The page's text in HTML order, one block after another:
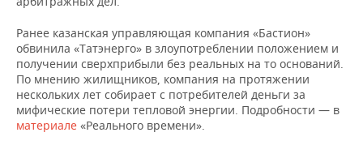
ФИГУРНОЕ КАТАНИЕ
ВОДНЫЕ ВИДЫ СПОРТА
ХОККЕЙ С МЯЧОМ
МЕДИЦИНА
ОБРАЗОВАНИЕ
ПРОИСШЕСТВИЯ
Ранее казанская управляющая компания «Бастион»
обвинила «Татэнерго» в злоупотреблении положением и
получении сверхприбыли без реальных на то оснований.
По мнению жилищников, компания на протяжении
нескольких лет собирает с потребителей деньги за
мифические потери тепловой энергии. Подробности — в
материале «Реального времени».